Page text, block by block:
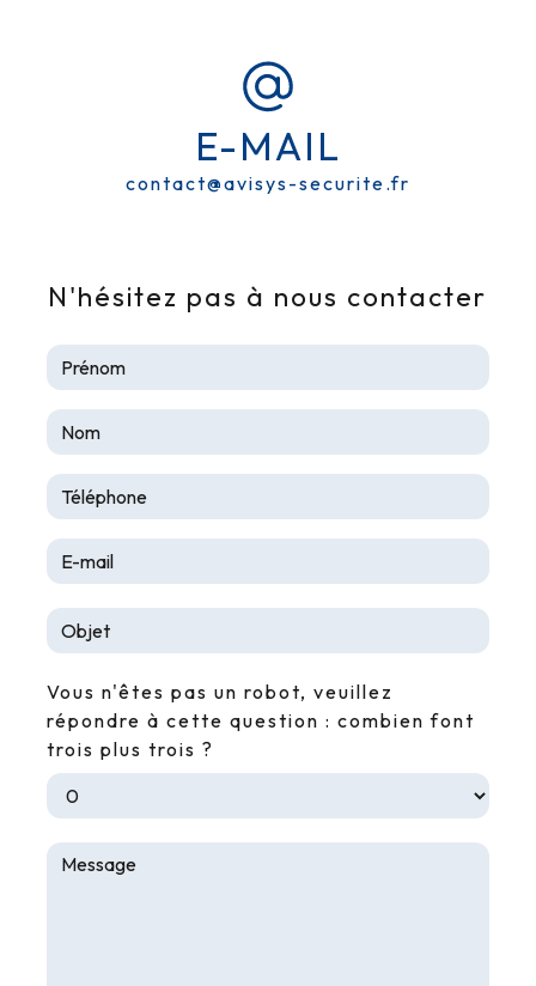
E-MAIL
contact@avisys-securite.fr
N'hésitez pas à nous contacter
Vous n'êtes pas un robot, veuillez
répondre à cette question : combien font
trois plus trois ?